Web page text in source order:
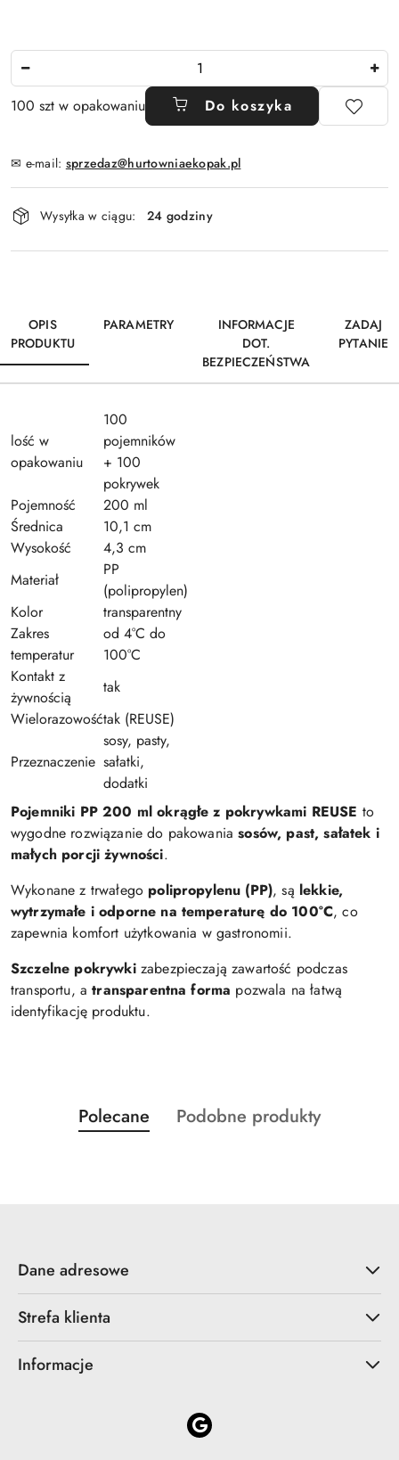
100 szt w opakowaniu Do koszyka
✉ e-mail: sprzedaz@hurtowniaekopak.pl
Dostępność
i
dostawa
Wysyłka w ciągu: 24 godziny
OPIS
PRODUKTU
PARAMETRY
INFORMACJE
DOT.
BEZPIECZEŃSTWA
ZADAJ
PYTANIE
lość w
opakowaniu
100
pojemników
+ 100
pokrywek
Pojemność
200 ml
Średnica
10,1 cm
Wysokość
4,3 cm
Materiał
PP
(polipropylen)
Kolor
transparentny
Zakres
temperatur
od 4°C do
100°C
Kontakt z
żywnością
tak
Wielorazowośćtak (REUSE)
Przeznaczenie
sosy, pasty,
sałatki,
dodatki
Pojemniki PP 200 ml okrągłe z pokrywkami REUSE to
wygodne rozwiązanie do pakowaniasosów, past, sałatek i
małych porcji żywności.
Wykonane z trwałego polipropylenu (PP), są lekkie,
wytrzymałe i odporne na temperaturę do 100°C, co
zapewnia komfort użytkowania w gastronomii.
Szczelne pokrywkizabezpieczają zawartość podczas
transportu, atransparentna forma pozwala na łatwą
identyfikację produktu.
Pomiń karuzelę produktów
Produkty
o
Polecane
Produkty
Podobne produkty
Dane adresowe
Strefa klienta
Informacje